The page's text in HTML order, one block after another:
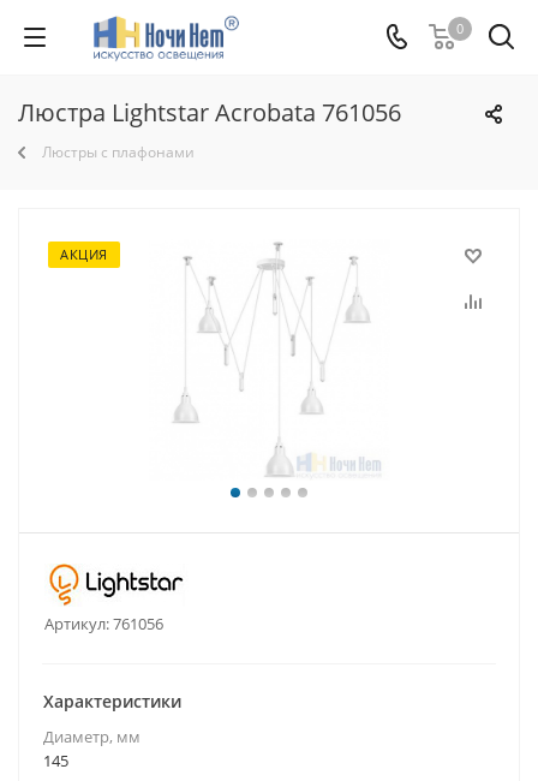
0
Люстра Lightstar Acrobata 761056
Люстры с плафонами
АКЦИЯ
Артикул:761056
Характеристики
Диаметр, мм
145